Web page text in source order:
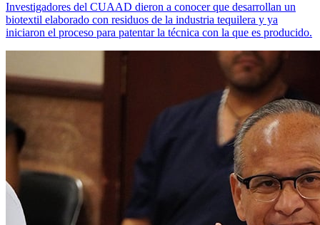
Investigadores del CUAAD dieron a conocer que desarrollan un
biotextil elaborado con residuos de la industria tequilera y ya
iniciaron el proceso para patentar la técnica con la que es producido.